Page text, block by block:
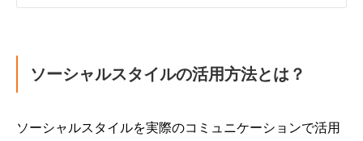
ソーシャルスタイルの活用方法とは？
ソーシャルスタイルを実際のコミュニケーションで活用